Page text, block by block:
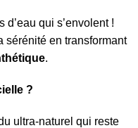
qui s’envolent !
sérénité en transformant
.
?
ultra-naturel qui reste